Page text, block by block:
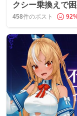
クシー乗換えで
458件のポスト 92